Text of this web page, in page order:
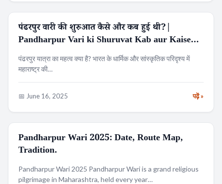
धर्म
पंढरपुर वारी की शुरुआत कैसे और कब हुई थी?|
Pandharpur Vari ki Shuruvat Kab aur Kaise
Hui.
पंढरपुर यात्रा का महत्व क्या है? भारत के धार्मिक और सांस्कृतिक परिदृश्य में
महाराष्ट्र की…
📅 June 16, 2025 पढ़ें »
RELIGION
Pandharpur Wari 2025: Date, Route Map,
Tradition.
Pandharpur Wari 2025 Pandharpur Wari is a grand religious
pilgrimage in Maharashtra, held every year…